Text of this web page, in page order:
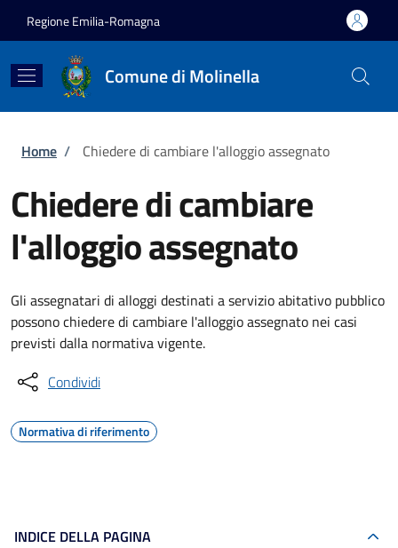
Regione Emilia-Romagna
Comune di Molinella
Briciole di pane
Home / Chiedere di cambiare l'alloggio assegnato
Chiedere di cambiare
l'alloggio assegnato
Gli assegnatari di alloggi destinati a servizio abitativo pubblico
possono chiedere di cambiare l'alloggio assegnato nei casi
previsti dalla normativa vigente.
Condividi
Normativa di riferimento
INDICE DELLA PAGINA